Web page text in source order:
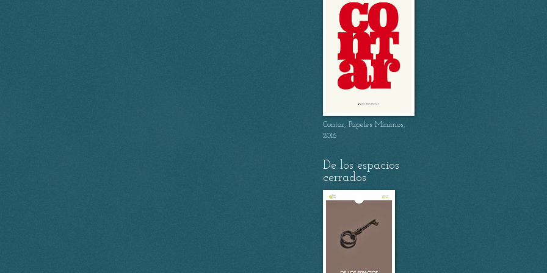
Contar, Papeles Mínimos,
2016
De los espacios
cerrados